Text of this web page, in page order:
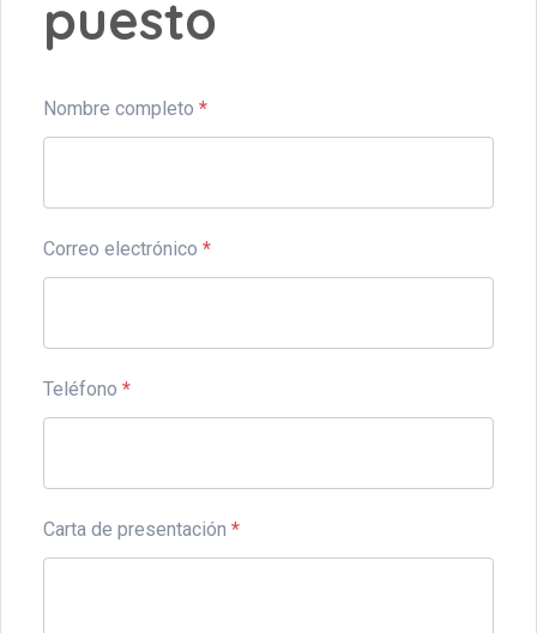
puesto
Nombre completo *
Correo electrónico *
Teléfono *
Carta de presentación *